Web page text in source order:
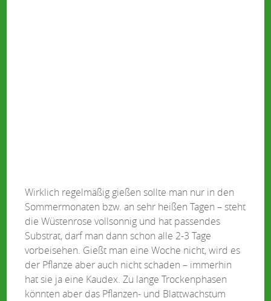
Wirklich regelmäßig gießen sollte man nur in den
Sommermonaten bzw. an sehr heißen Tagen – steht
die Wüstenrose vollsonnig und hat passendes
Substrat, darf man dann schon alle 2-3 Tage
vorbeisehen. Gießt man eine Woche nicht, wird es
der Pflanze aber auch nicht schaden – immerhin
hat sie ja eine Kaudex. Zu lange Trockenphasen
könnten aber das Pflanzen- und Blattwachstum